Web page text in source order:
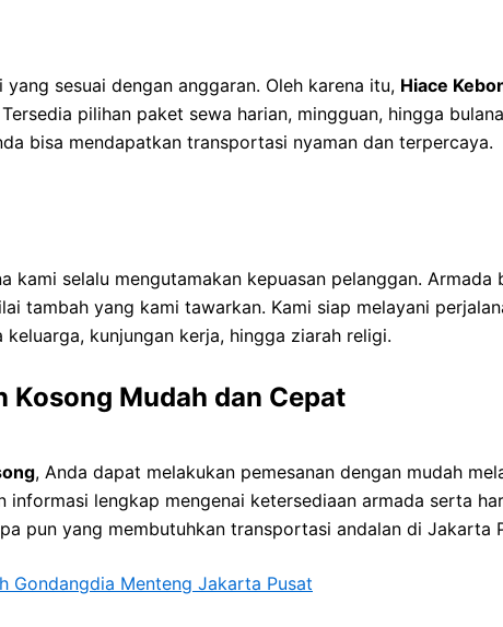
sesuai dengan anggaran. Oleh karena itu, Hiace
pilihan paket sewa harian, mingguan, hingga
bisa mendapatkan transportasi nyaman dan terpercaya.
kami selalu mengutamakan kepuasan pelanggan.
tambah yang kami tawarkan. Kami siap melayani
kunjungan kerja, hingga ziarah religi.
Kosong Mudah dan Cepat
, Anda dapat melakukan pemesanan dengan mudah
lengkap mengenai ketersediaan armada serta
pun yang membutuhkan transportasi andalan di Jakarta
Gondangdia Menteng Jakarta Pusat